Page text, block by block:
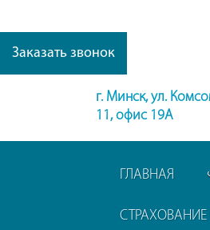
Заказать звонок
г. Минск, ул.
11, офис 19А
ГЛАВНАЯ